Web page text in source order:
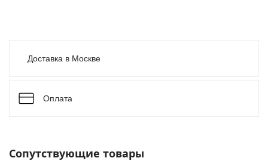
Доставка в Москве
Оплата
Сопутствующие товары